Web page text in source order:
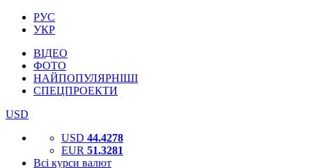
РУС
УКР
ВІДЕО
ФОТО
НАЙПОПУЛЯРНІШІ
СПЕЦПРОЕКТИ
USD
USD 44.4278
EUR 51.3281
Всі курси валют